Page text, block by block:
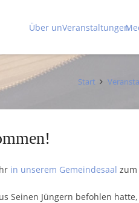
Über unsVeranstaltungen
Start
in unserem Gemeindesaal zum
Seinen Jüngern befohlen